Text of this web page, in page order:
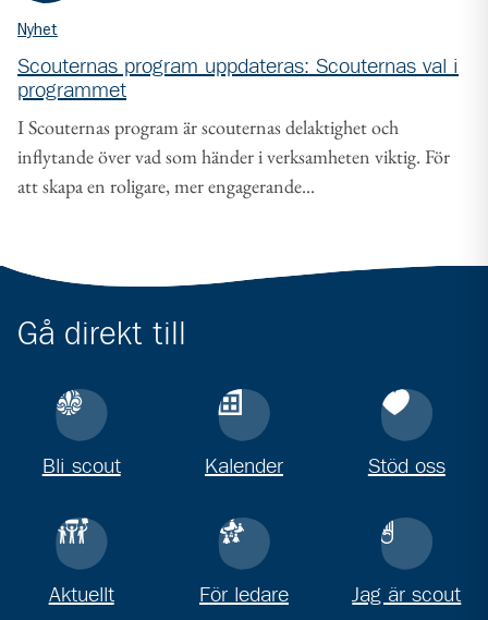
Nyhet
Scouternas program uppdateras: Scouternas val i
programmet
I Scouternas program är scouternas delaktighet och
inflytande över vad som händer i verksamheten viktig. För
att skapa en roligare, mer engagerande...
Gå direkt till
Bli scout Kalender Stöd oss
Aktuellt För ledare Jag är scout